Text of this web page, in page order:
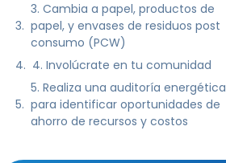
3. Cambia a papel, productos de
papel, y envases de residuos post
consumo (PCW)
4. Involúcrate en tu comunidad
5. Realiza una auditoría energética
para identificar oportunidades de
ahorro de recursos y costos